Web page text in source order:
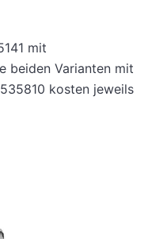
mit
beiden Varianten mit
kosten jeweils